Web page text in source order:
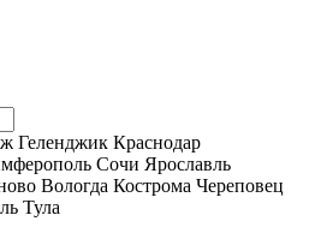
Геленджик Краснодар
Сочи Ярославль
Вологда Кострома Череповец
Тула